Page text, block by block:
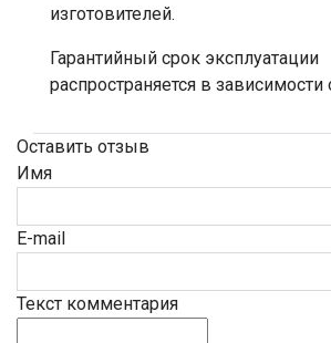
изготовителей.
Гарантийный срок эксплуатации
распространяется в зависимости
Оставить отзыв
Имя
E-mail
Текст комментария